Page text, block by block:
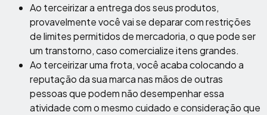
Ao terceirizar a entrega dos seus produtos,
provavelmente você vai se deparar com restrições
de limites permitidos de mercadoria, o que pode ser
um transtorno, caso comercialize itens grandes.
Ao terceirizar uma frota, você acaba colocando a
reputação da sua marca nas mãos de outras
pessoas que podem não desempenhar essa
atividade com o mesmo cuidado e consideração que